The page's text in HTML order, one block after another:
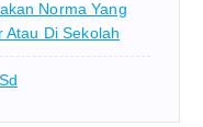
Norma Yang
Atau Di Sekolah